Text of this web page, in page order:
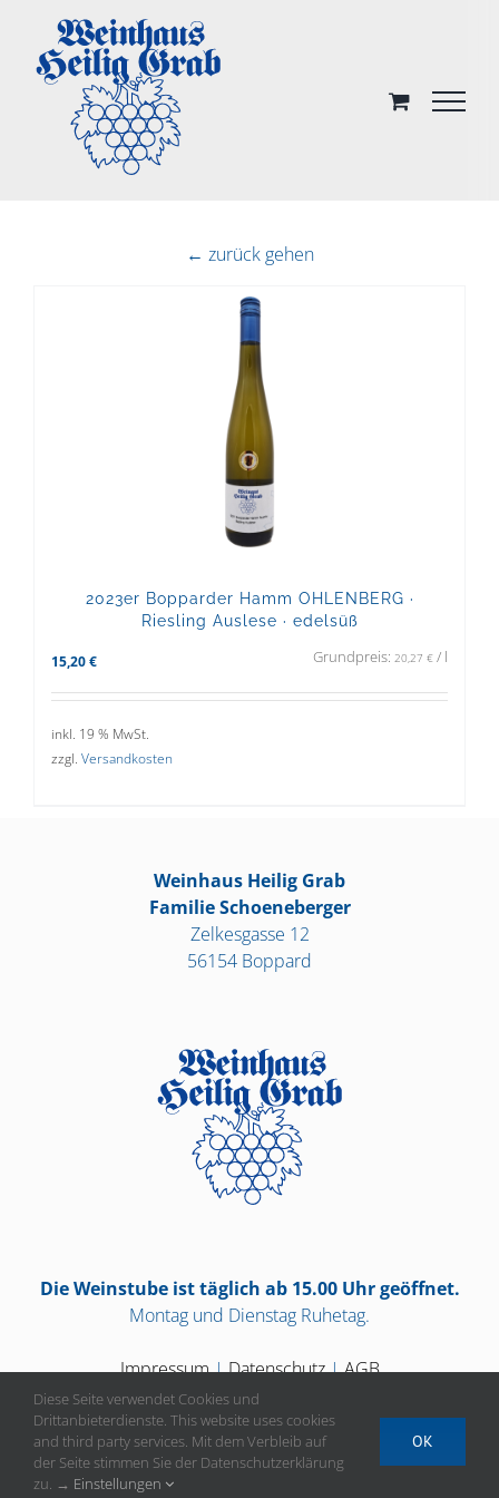
content
← zurück gehen
2023er Bopparder Hamm OHLENBERG ·
Riesling Auslese · edelsüß
15,20 € Grundpreis: 20,27 € / l
inkl. 19 % MwSt.
zzgl. Versandkosten
Weinhaus Heilig Grab
Familie Schoeneberger
Zelkesgasse 12
56154 Boppard
Die Weinstube ist täglich ab 15.00 Uhr geöffnet.
Montag und Dienstag Ruhetag.
Impressum|Datenschutz|AGB
Diese Seite verwendet Cookies und
Drittanbieterdienste. This website uses cookies
and third party services. Mit dem Verbleib auf
der Seite stimmen Sie der Datenschutzerklärung
zu. → Einstellungen
OK